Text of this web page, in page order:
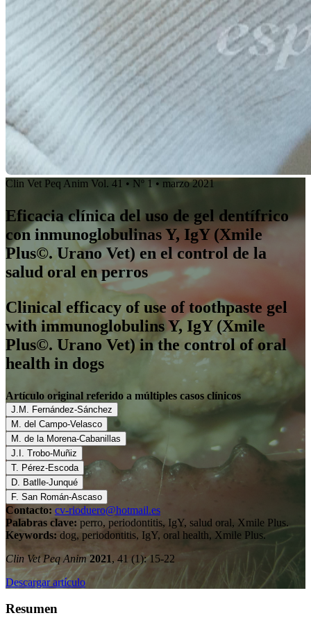
Clin Vet Peq Anim Vol. 41 • Nº 1 • marzo 2021
Eficacia clínica del uso de gel dentífrico
con inmunoglobulinas Y, IgY (Xmile
Plus©. Urano Vet) en el control de la
salud oral en perros
Clinical efficacy of use of toothpaste gel
with immunoglobulins Y, IgY (Xmile
Plus©. Urano Vet) in the control of oral
health in dogs
Artículo original referido a múltiples casos clínicos
J.M. Fernández-Sánchez
M. del Campo-Velasco
M. de la Morena-Cabanillas
J.I. Trobo-Muñiz
T. Pérez-Escoda
D. Batlle-Junqué
F. San Román-Ascaso
Contacto: cv-rioduero@hotmail.es
Palabras clave: perro, periodontitis, IgY, salud oral, Xmile Plus.
Keywords: dog, periodontitis, IgY, oral health, Xmile Plus.
Clin Vet Peq Anim 2021, 41 (1): 15-22
Descargar artículo
Resumen